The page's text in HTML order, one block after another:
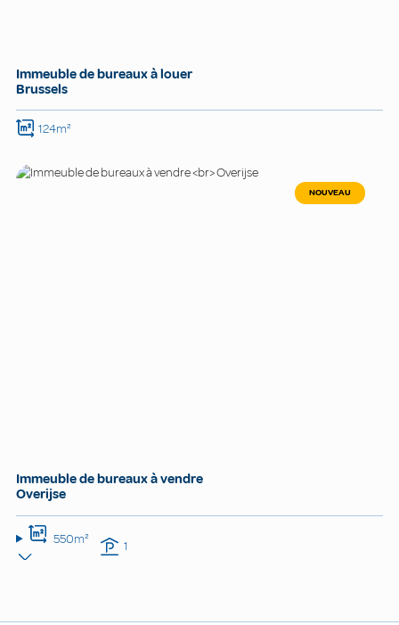
Immeuble de bureaux à louer
Brussels
124m²
NOUVEAU
Immeuble de bureaux à vendre
Overijse
550m² 1